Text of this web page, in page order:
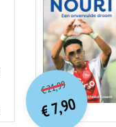
€21,99prijs
was:
€ 21,99.
€7,90
Huidige
prijs
is:
€ 7,90.